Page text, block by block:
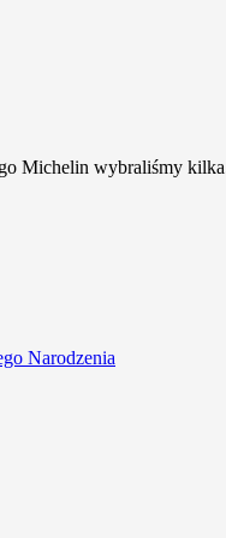
Michelin wybraliśmy
Narodzenia